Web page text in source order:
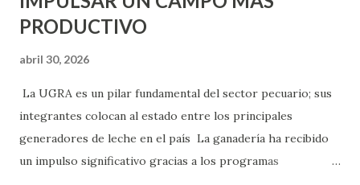
PRODUCTIVO
abril 30, 2026
La UGRA es un pilar fundamental del sector pecuario; sus
integrantes colocan al estado entre los principales
generadores de leche en el país La ganadería ha recibido
un impulso significativo gracias a los programas